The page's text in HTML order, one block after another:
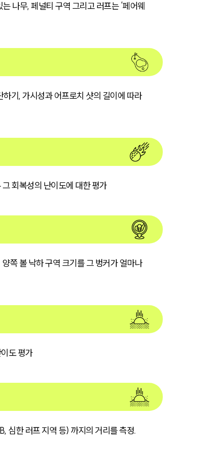
나무, 페널티 구역 그리고 러프는 ‘페어웨
기, 가시성과 어프로치 샷의 길이에 따라
회복성의 난이도에 대한 평가
쪽 볼 낙하 구역 크기를 그 벙커가 얼마나
도 평가
심한 러프 지역 등) 까지의 거리를 측정.